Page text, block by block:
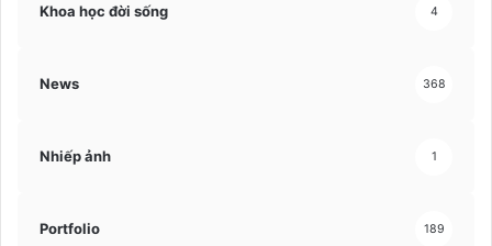
Khoa học đời sống 4
News 368
Nhiếp ảnh 1
Portfolio 189